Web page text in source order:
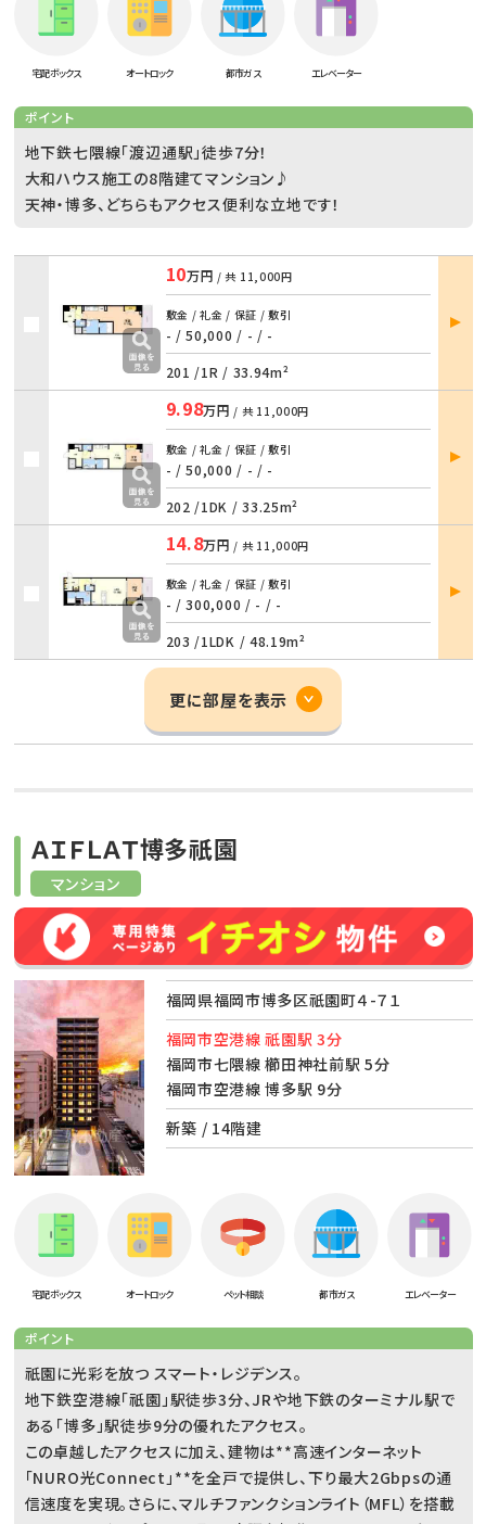
宅配ボックス オートロック 都市ガス エレベーター
ポイント
地下鉄七隈線「渡辺通駅」徒歩7分！
大和ハウス施工の8階建てマンション♪
天神・博多、どちらもアクセス便利な立地です！
10万円 / 共 11,000円
敷金 / 礼金 / 保証 / 敷引
- / 50,000 / - / -
201 /1R / 33.94m²
部屋
詳細
9.98万円 / 共 11,000円
敷金 / 礼金 / 保証 / 敷引
- / 50,000 / - / -
202 /1DK /33.25m²
部屋
詳細
14.8万円 / 共 11,000円
敷金 / 礼金 / 保証 / 敷引
- / 300,000 / - / -
203 /1LDK / 48.19m²
部屋
詳細
更に部屋を表示
マンション
ＡＩＦＬＡＴ博多祇園
福岡県福岡市博多区祇園町４-７１
福岡市空港線 祇園駅 3分
福岡市七隈線 櫛田神社前駅 5分
福岡市空港線 博多駅 9分
新築 / 14階建
宅配ボックス オートロック ペット相談 都市ガス エレベーター
ポイント
祇園に光彩を放つ スマート・レジデンス。
地下鉄空港線「祇園」駅徒歩3分、JRや地下鉄のターミナル駅で
ある「博多」駅徒歩9分の優れたアクセス。
この卓越したアクセスに加え、建物は**高速インターネット
「NURO光Connect」**を全戸で提供し、下り最大2Gbpsの通
信速度を実現。さらに、マルチファンクションライト（MFL）を搭載